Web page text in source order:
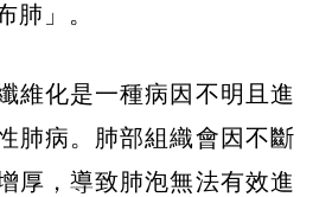
肺」。
維化是一種病因不明且進
肺病。肺部組織會因不斷
厚，導致肺泡無法有效進